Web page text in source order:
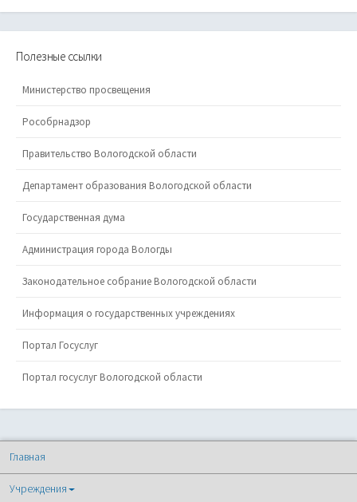
Полезные ссылки
Министерство просвещения
Рособрнадзор
Правительство Вологодской области
Департамент образования Вологодской области
Государственная дума
Администрация города Вологды
Законодательное собрание Вологодской области
Информация о государственных учреждениях
Портал Госуслуг
Портал госуслуг Вологодской области
Главная
Учреждения